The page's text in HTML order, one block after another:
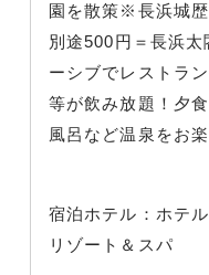
園を散策※長浜城
別途500円＝長浜
ーシブでレストラ
等が飲み放題！夕
風呂など温泉をお楽
宿泊ホテル：ホテ
リゾート＆スパ